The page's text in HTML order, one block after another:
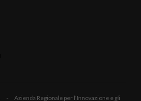
- Azienda Regionale per l'Innovazione e gli